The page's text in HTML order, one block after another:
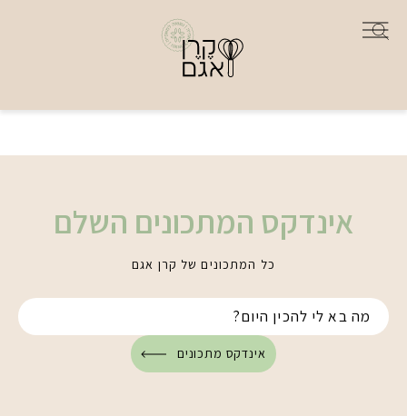
אינדקס המתכונים השלם
כל המתכונים של קרן אגם
אינדקס מתכונים